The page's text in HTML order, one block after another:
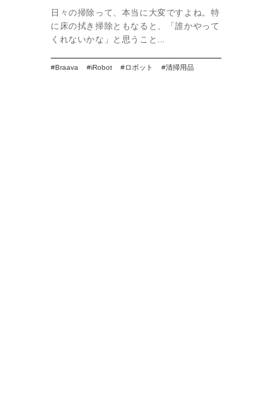
jet 240】
日々の掃除って、本当に大変ですよね。特
に床の拭き掃除ともなると、「誰かやって
くれないかな」と思うこと...
Braava iRobot ロボット 清掃用品